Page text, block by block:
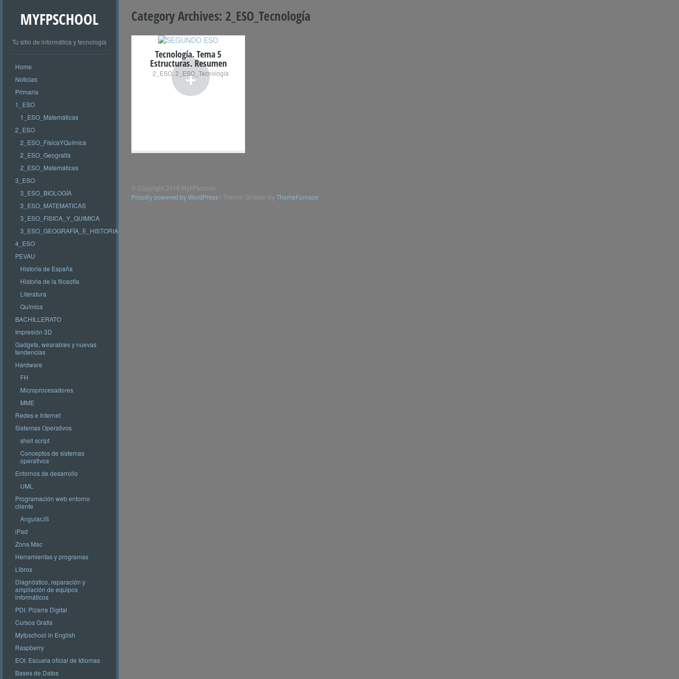
MYFPSCHOOL
Tu sitio de informática y tecnología
Home
Noticias
Primaria
1_ESO
1_ESO_Matemáticas
2_ESO
2_ESO_FísicaYQuímica
2_ESO_Geografía
2_ESO_Matemáticas
3_ESO
3_ESO_BIOLOGÍA
3_ESO_MATEMATICAS
3_ESO_FISICA_Y_QUIMICA
3_ESO_GEOGRAFÍA_E_HISTORIA
4_ESO
PEVAU
Historia de España
Historia de la filosofía
Literatura
Química
BACHILLERATO
Impresión 3D
Gadgets, wearables y nuevas
tendencias
Hardware
FH
Microprocesadores
MME
Redes e Internet
Sistemas Operativos
shell script
Conceptos de sistemas
operativos
Entornos de desarrollo
UML
Programación web entorno
cliente
AngularJS
iPad
Zona Mac
Herramientas y programas
Libros
Diagnóstico, reparación y
ampliación de equipos
informáticos
PDI. Pizarra Digital
Cursos Gratis
Myfpschool in English
Raspberry
EOI. Escuela oficial de Idiomas
Bases de Datos
Category Archives: 2_ESO_Tecnología
+
Tecnología. Tema 5
Estructuras. Resumen
2_ESO, 2_ESO_Tecnología
© Copyright 2018 MyFPschool
Proudly powered by WordPress Theme: Gridster by ThemeFurnace